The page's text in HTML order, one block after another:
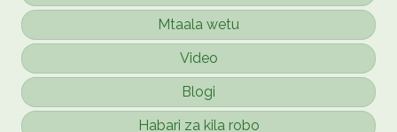
Mtaala wetu
Video
Blogi
Habari za kila robo